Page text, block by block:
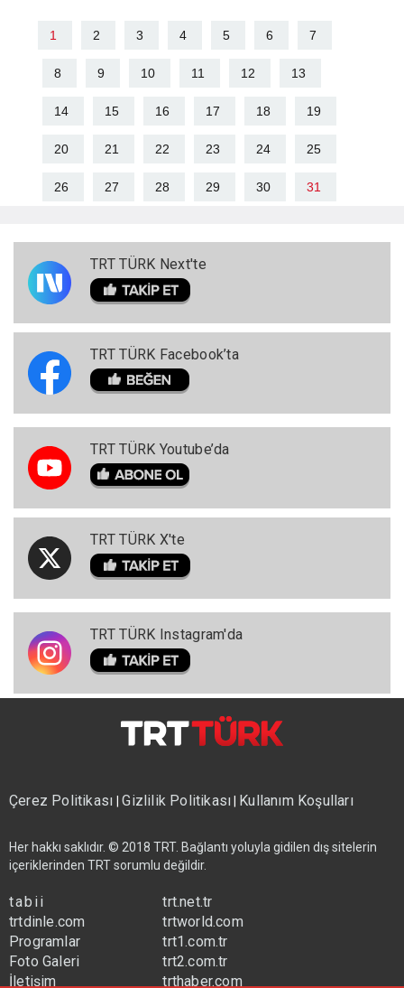
1 2 3 4 5 6 7
8 9 10 11 12 13
14 15 16 17 18 19
20 21 22 23 24 25
26 27 28 29 30 31
TRT TÜRK Next'te
TRT TÜRK Facebook’ta
TRT TÜRK Youtube’da
TRT TÜRK X'te
TRT TÜRK Instagram'da
Çerez Politikası|Gizlilik Politikası| Kullanım Koşulları
Her hakkı saklıdır. © 2018 TRT. Bağlantı yoluyla gidilen dış sitelerin
içeriklerinden TRT sorumlu değildir.
tabii
trtdinle.com
Programlar
Foto Galeri
İletişim
trt.net.tr
trtworld.com
trt1.com.tr
trt2.com.tr
trthaber.com